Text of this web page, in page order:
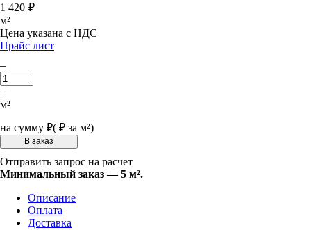
1 420 ₽
м²
Цена указана с НДС
Прайс лист
–
+
м²
на сумму ₽( ₽ за м²)
Отправить запрос на расчет
Минимальный заказ — 5 м².
Описание
Оплата
Доставка